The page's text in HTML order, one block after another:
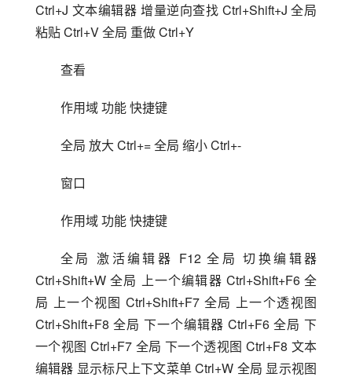
Ctrl+J 文本编辑器 增量逆向查找 Ctrl+Shift+J 全局
粘贴 Ctrl+V 全局 重做 Ctrl+Y
查看
作用域 功能 快捷键
全局 放大 Ctrl+= 全局 缩小 Ctrl+-
窗口
作用域 功能 快捷键
全局 激活编辑器 F12 全局 切换编辑器
Ctrl+Shift+W 全局 上一个编辑器 Ctrl+Shift+F6 全
局 上一个视图 Ctrl+Shift+F7 全局 上一个透视图
Ctrl+Shift+F8 全局 下一个编辑器 Ctrl+F6 全局 下
一个视图 Ctrl+F7 全局 下一个透视图 Ctrl+F8 文本
编辑器 显示标尺上下文菜单 Ctrl+W 全局 显示视图